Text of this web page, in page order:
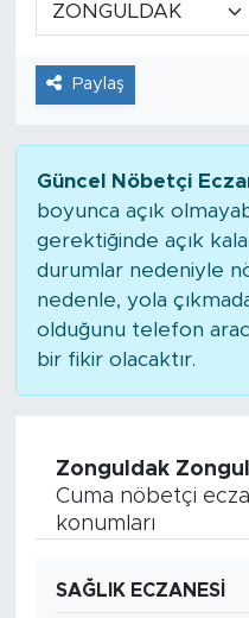
Paylaş
Güncel Nöbetçi
boyunca açık
gerektiğinde açık
durumlar nedeniyle
nedenle, yola
olduğunu telefon
bir fikir olacaktır.
Zonguldak
Cuma nöbetçi
konumları
SAĞLIK ECZANESİ
Tarihçe
Resmi İlanlar
Foto Şaka
Politika